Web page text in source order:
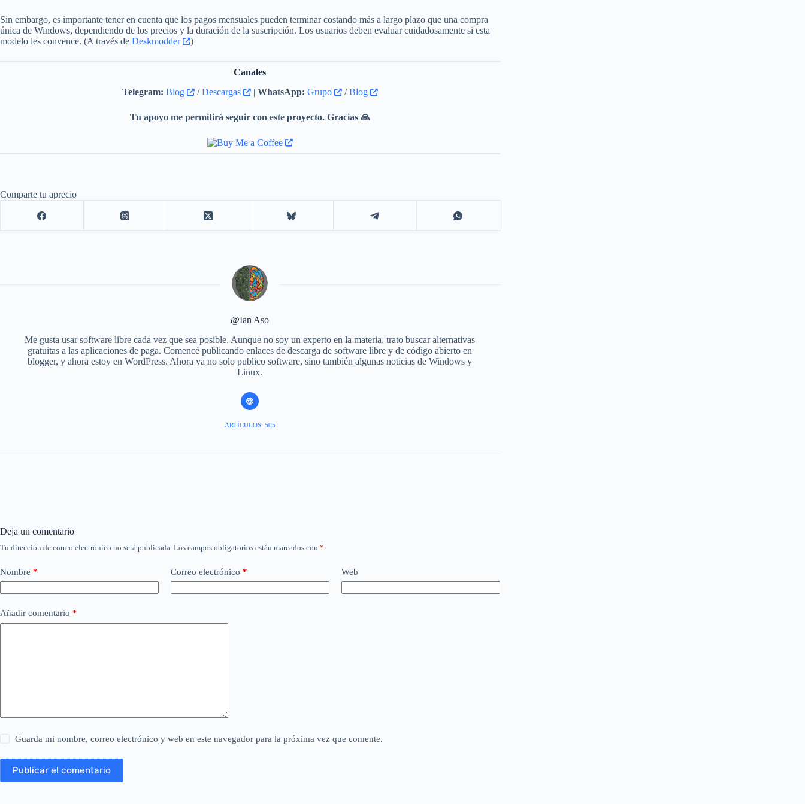
Sin embargo, es importante tener en cuenta que los pagos mensuales pueden terminar costando más a largo plazo que una compra
única de Windows, dependiendo de los precios y la duración de la suscripción. Los usuarios deben evaluar cuidadosamente si esta
modelo les convence. (A través de Deskmodder )
Canales
Telegram: Blog /Descargas | WhatsApp: Grupo /Blog
Tu apoyo me permitirá seguir con este proyecto. Gracias 🙏
Comparte tu aprecio
@Ian Aso
Me gusta usar software libre cada vez que sea posible. Aunque no soy un experto en la materia, trato buscar alternativas
gratuitas a las aplicaciones de paga. Comencé publicando enlaces de descarga de software libre y de código abierto en
blogger, y ahora estoy en WordPress. Ahora ya no solo publico software, sino también algunas noticias de Windows y
Linux.
ARTÍCULOS: 505
Deja un comentario
Tu dirección de correo electrónico no será publicada. Los campos obligatorios están marcados con *
Nombre * Correo electrónico * Web
Añadir comentario *
Guarda mi nombre, correo electrónico y web en este navegador para la próxima vez que comente.
Publicar el comentario